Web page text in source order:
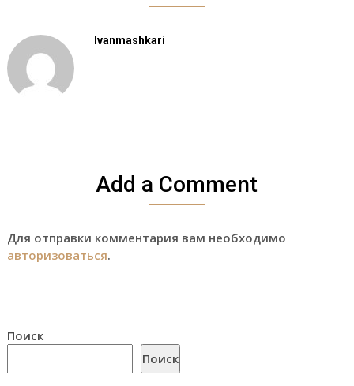
Ivanmashkari
Add a Comment
Для отправки комментария вам необходимо
авторизоваться.
Поиск
Поиск